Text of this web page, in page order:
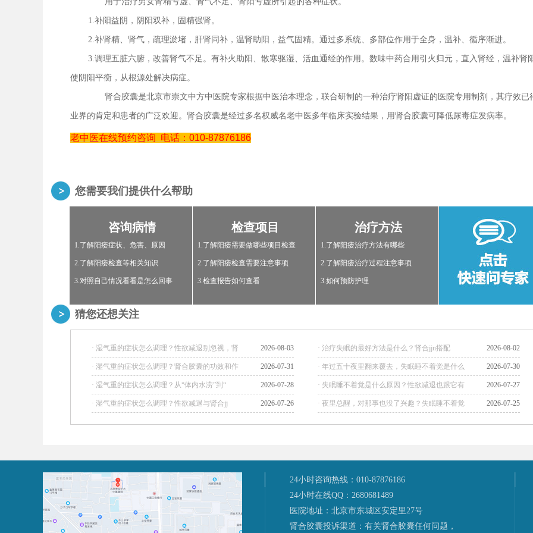
1.补阳益阴，阴阳双补，固精强肾。
2.补肾精、肾气，疏理淤堵，肝肾同补，温肾助阳，益气固精。通过多系统、多部位作用于全身，温补、循序渐进。
3.调理五脏六腑，改善肾气不足。有补火助阳、散寒驱湿、活血通经的作用。数味中药合用引火归元，直入肾经，温补肾
使阴阳平衡，从根源处解决病症。
肾合胶囊是北京市崇文中方中医院专家根据中医治本理念，联合研制的一种治疗肾阳虚证的医院专用制剂，其疗效已
业界的肯定和患者的广泛欢迎。肾合胶囊是经过多名权威名老中医多年临床实验结果，用肾合胶囊可降低尿毒症发病率。
老中医在线预约咨询 电话：010-87876186
您需要我们提供什么帮助
咨询病情
1.了解阳痿症状、危害、原因
2.了解阳痿检查等相关知识
3.对照自己情况看看是怎么回事
检查项目
1.了解阳痿需要做哪些项目检查
2.了解阳痿检查需要注意事项
3.检查报告如何查看
治疗方法
1.了解阳痿治疗方法有哪些
2.了解阳痿治疗过程注意事项
3.如何预防护理
猜您还想关注
· 湿气重的症状怎么调理？性欲减退别忽视，肾 2026-08-03 · 治疗失眠的最好方法是什么？肾合jjn搭配 2026-08-02
· 湿气重的症状怎么调理？肾合胶囊的功效和作 2026-07-31 · 年过五十夜里翻来覆去，失眠睡不着觉是什么 2026-07-30
· 湿气重的症状怎么调理？从“体内水涝”到“ 2026-07-28 · 失眠睡不着觉是什么原因？性欲减退也跟它有 2026-07-27
· 湿气重的症状怎么调理？性欲减退与肾合jj 2026-07-26 · 夜里总醒，对那事也没了兴趣？失眠睡不着觉 2026-07-25
24小时咨询热线：010-87876186
24小时在线QQ：2680681489
医院地址：北京市东城区安定里27号
肾合胶囊投诉渠道：有关肾合胶囊任何问题，